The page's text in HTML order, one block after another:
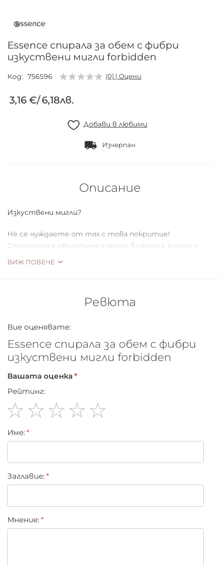
началото
галерия
със
снимки
Essence спирала за обем с фибри
изкуствени мигли forbidden
Код 756596 (0) | Оцени
3,16 €/6,18лв.
Добави в любими
Изчерпан
Описание
Изкуствени мигли?
Не се нуждаете от тях с това покритие!
Спиралата е обогатена с черни влакънца, което я
ВИЖ ПОВЕЧЕ
Ревюта
Вие оценявате:
Essence спирала за обем с фибри
изкуствени мигли forbidden
Вашата оценка
Рейтинг:
star
stars
stars
stars
stars
Име:
Заглавиe:
Мнение: